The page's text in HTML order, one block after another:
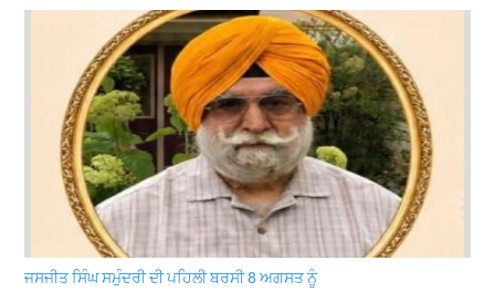
ਜਸਜੀਤ ਸਿੰਘ ਸਮੁੰਦਰੀ ਦੀ ਪਹਿਲੀ ਬਰਸੀ 8 ਅਗਸਤ ਨੂੰ